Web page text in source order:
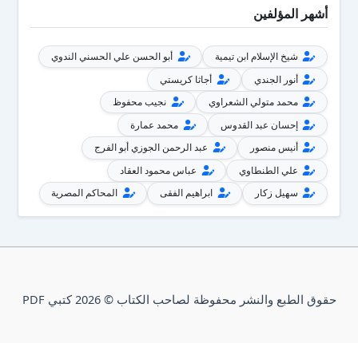
أشهر المؤلفين
شيخ الإسلام ابن تيمية
أبو الحسن علي الحسني الندوي
أنور الجندي
أجاثا كريستي
محمد متولي الشعراوي
نجيب محفوظ
إحسان عبد القدوس
محمد عمارة
أنيس منصور
عبد الرحمن الجوزي أبو الفرج
علي الطنطاوي
عباس محمود العقاد
سهيل زكار
ابراهيم الفقى المحاكم المصرية
حقوق الطبع والنشر محفوظة لصاحب الكتاب © 2026 كتبي PDF